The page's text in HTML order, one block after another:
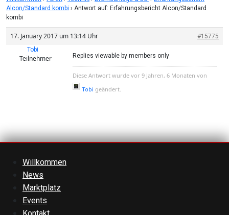
Alcon/Standard kombi › Antwort auf: Erfahrungsbericht Alcon/Standard
kombi
17. January 2017 um 13:14 Uhr
#15775
Tobi
Teilnehmer Replies viewable by members only
Diese Antwort wurde vor 9 Jahren, 6 Monaten von
Tobi geändert.
Willkommen
News
Marktplatz
Events